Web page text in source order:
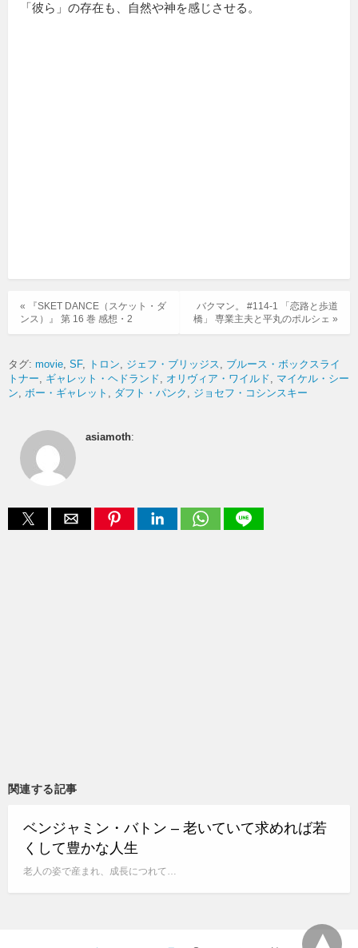
「彼ら」の存在も、自然や神を感じさせる。
バクマン。 #114-1 「恋路と歩道
橋」 専業主夫と平丸のポルシェ »
« 『SKET DANCE（スケット・ダ
ンス）』 第 16 巻 感想・2
タグ: movie SF トロン ジェフ・ブリッジス
ブルース・ボックスライ
トナー
ギャレット・ヘドランド オリヴィア・ワイルド
マイケル・シー
ン
ボー・ギャレット ダフト・パンク ジョセフ・コシンスキー
asiamoth:
関連する記事
ベンジャミン・バトン – 老いていて求めれば若
くして豊かな人生
老人の姿で産まれ、成長につれて…